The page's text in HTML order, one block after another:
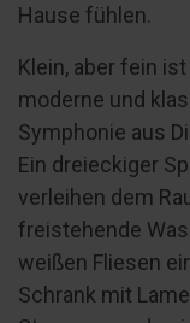
Hause fühlen.
Klein, aber fein
moderne und
Symphonie aus
Ein dreieckiger
verleihen dem
freistehende
weißen Fliesen
Schrank mit